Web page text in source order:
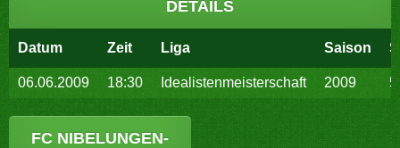
DETAILS
Datum Zeit Liga Saison
06.06.2009 18:30 Idealistenmeisterschaft 2009 5
FC NIBELUNGEN-